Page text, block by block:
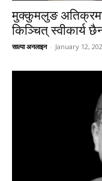
मुक्कुमलुङ अतिक्रमण
किञ्चित् स्वीकार्य
साल्पा अनलाइन - January 12,